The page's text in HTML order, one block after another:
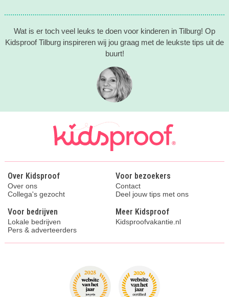
Wat is er toch veel leuks te doen voor kinderen in Tilburg! Op
Kidsproof Tilburg inspireren wij jou graag met de leukste tips uit de
buurt!
Over Kidsproof
Over ons
Collega's gezocht
Voor bezoekers
Contact
Deel jouw tips met ons
Voor bedrijven
Lokale bedrijven
Pers & adverteerders
Meer Kidsproof
Kidsproofvakantie.nl